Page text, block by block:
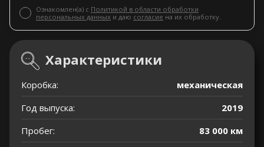
Ознакомлен(а) с Политикой в области обработки
персональных данных и даю согласие на их обработку.
Характеристики
Коробка:
механическая
Год выпуска:
2019
Пробег:
83 000 км